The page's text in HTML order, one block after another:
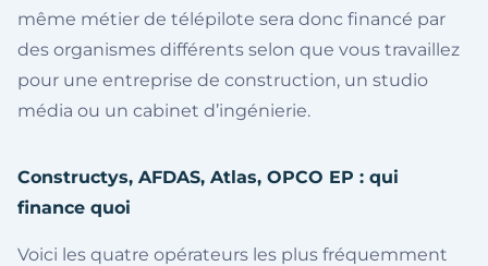
même métier de télépilote sera donc financé par
des organismes différents selon que vous travaillez
pour une entreprise de construction, un studio
média ou un cabinet d’ingénierie.
Constructys, AFDAS, Atlas, OPCO EP : qui
finance quoi
Voici les quatre opérateurs les plus fréquemment